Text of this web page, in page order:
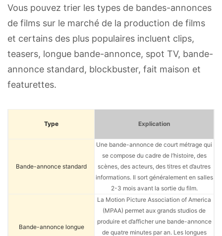
Vous pouvez trier les types de bandes-annonces
de films sur le marché de la production de films
et certains des plus populaires incluent clips,
teasers, longue bande-annonce, spot TV, bande-
annonce standard, blockbuster, fait maison et
featurettes.
Type Explication
Bande-annonce standard
Une bande-annonce de court métrage qui
se compose du cadre de l’histoire, des
scènes, des acteurs, des titres et d’autres
informations. Il sort généralement en salles
2-3 mois avant la sortie du film.
Bande-annonce longue
La Motion Picture Association of America
(MPAA) permet aux grands studios de
produire et d’afficher une bande-annonce
de quatre minutes par an. Les longues